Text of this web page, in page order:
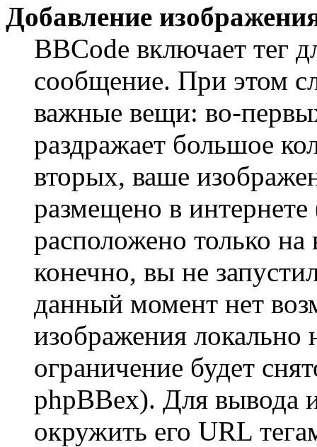
Добавление
BBCode включает тег
сообщение. При этом
важные вещи: во-
раздражает большое
вторых, ваше
размещено в
расположено только
конечно, вы не
данный момент нет
изображения локально
ограничение будет
phpBBex). Для вывода
окружить его URL